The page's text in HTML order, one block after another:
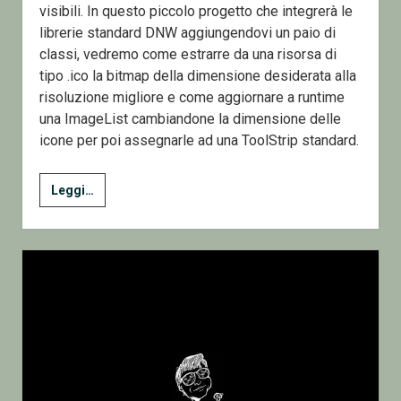
visibili. In questo piccolo progetto che integrerà le
librerie standard DNW aggiungendovi un paio di
classi, vedremo come estrarre da una risorsa di
tipo .ico la bitmap della dimensione desiderata alla
risoluzione migliore e come aggiornare a runtime
una ImageList cambiandone la dimensione delle
icone per poi assegnarle ad una ToolStrip standard.
Leggi…
e
Toolstrip
–